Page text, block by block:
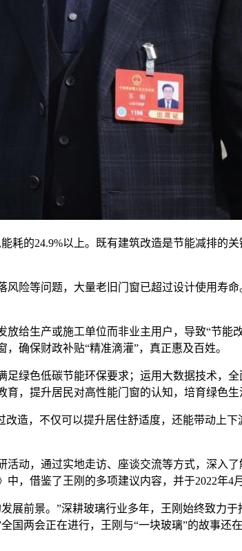
24.9%以上。既有建筑改造是节能减排的关
等问题，大量老旧门窗已超过设计使用寿命
生产或施工单位而非业主用户，导致“节能
确保财政补贴“精准滴灌”，真正惠及百姓。
色低碳节能环保要求；运用大数据技术，
，提升居民对高性能门窗的认知，培育绿色生
，不仅可以提升居住舒适度，还能带动上
，通过实地走访、座谈交流等方式，深入了
，借鉴了王刚的多项建议内容，并于2022年4
前景。”深耕玻璃行业多年，王刚始终致力于
两会正在进行，王刚与“一块玻璃”的故事还在